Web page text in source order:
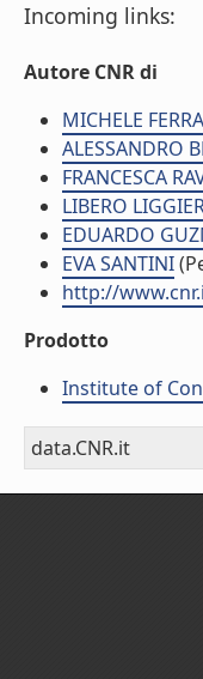
Incoming links:
Autore CNR di
MICHELE
ALESSANDRO
FRANCESCA
LIBERO
EDUARDO
EVA SANTINI
http://
Prodotto
Institute of
data.CNR.it